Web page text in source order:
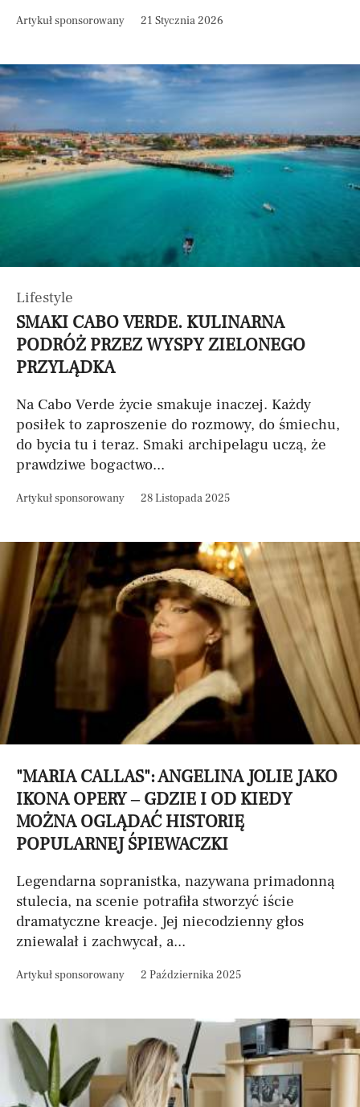
Artykuł sponsorowany 21 Stycznia 2026
Lifestyle
SMAKI CABO VERDE. KULINARNA
PODRÓŻ PRZEZ WYSPY ZIELONEGO
PRZYLĄDKA
Na Cabo Verde życie smakuje inaczej. Każdy
posiłek to zaproszenie do rozmowy, do śmiechu,
do bycia tu i teraz. Smaki archipelagu uczą, że
prawdziwe bogactwo...
Artykuł sponsorowany 28 Listopada 2025
"MARIA CALLAS": ANGELINA JOLIE JAKO
IKONA OPERY – GDZIE I OD KIEDY
MOŻNA OGLĄDAĆ HISTORIĘ
POPULARNEJ ŚPIEWACZKI
Legendarna sopranistka, nazywana primadonną
stulecia, na scenie potrafiła stworzyć iście
dramatyczne kreacje. Jej niecodzienny głos
zniewalał i zachwycał, a...
Artykuł sponsorowany 2 Października 2025